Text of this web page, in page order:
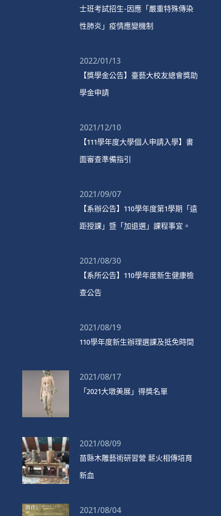
士班考試招生-因應「嚴重特殊傳染
性肺炎」疫情應變機制
2022/01/13
【獎學金公告】臺藝大校友總會獎助
學金申請
2021/12/10
【111學年度大學個人申請入學】書
面審查準備指引
2021/09/07
【系辦公告】110學年度第1學期「遠
距授課」暨「加退選」課程事宜。
2021/08/30
【系所公告】110學年度新生健康檢
查公告
2021/08/19
110學年度新生辦理選課及抵免時間
2021/08/17
「2021大墩美展」得獎名單
2021/08/09
苗縣木雕藝術研習營 薪火相傳培育
新血
2021/08/04